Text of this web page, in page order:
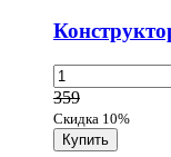
359
Скидка 10%